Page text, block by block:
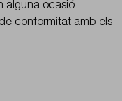
alguna ocasió
conformitat amb els